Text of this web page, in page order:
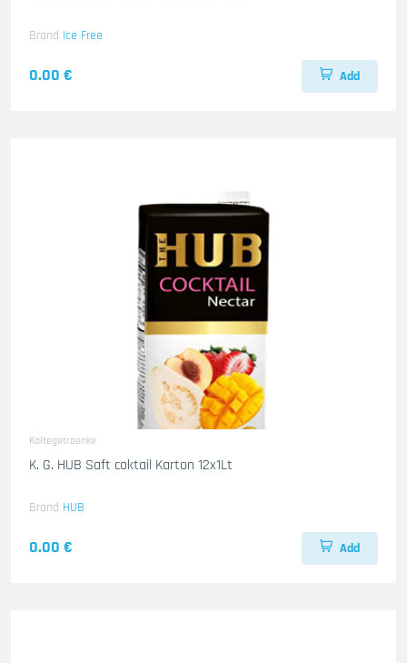
Brand Ice Free
0.00 € Add
Kaltegetraenke
K. G. HUB Saft coktail Karton 12x1Lt
Brand HUB
0.00 € Add